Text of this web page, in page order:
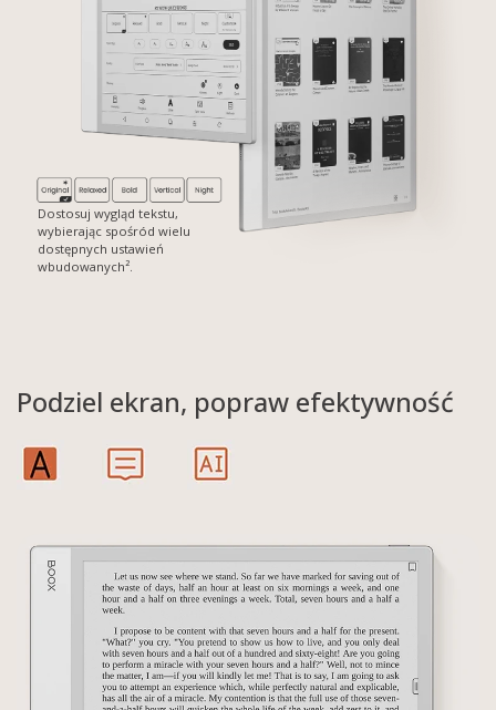
Dostosuj wygląd tekstu,
wybierając spośród wielu
dostępnych ustawień
wbudowanych².
Podziel ekran, popraw efektywność